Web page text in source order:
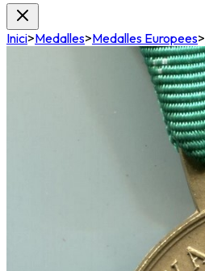
Inici>Medalles>Medalles Europees>